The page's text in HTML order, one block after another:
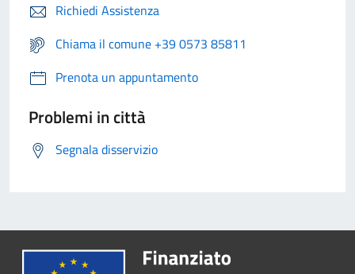
Richiedi Assistenza
Chiama il comune +39 0573 85811
Prenota un appuntamento
Problemi in città
Segnala disservizio